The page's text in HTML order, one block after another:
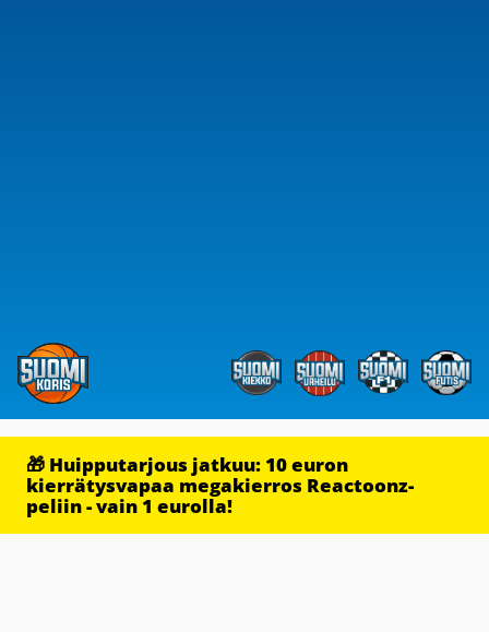
🎁 Huipputarjous jatkuu: 10 euron
kierrätysvapaa megakierros Reactoonz-
peliin - vain 1 eurolla!